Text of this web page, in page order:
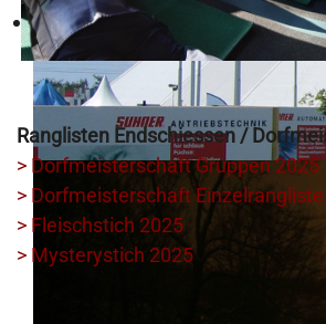
Ranglisten Endschiessen /
> Dorfmeisterschaft Gruppen 2025
> Dorfmeisterschaft
> Fleischstich 2025
> Mysterystich 2025